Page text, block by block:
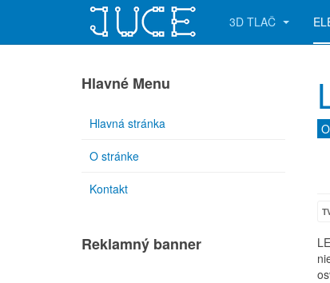
3D TLAČ
Hlavné Menu
Hlavná stránka
O stránke
Kontakt
Reklamný banner